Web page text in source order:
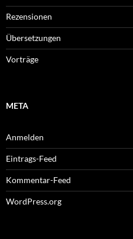
Rezensionen
Übersetzungen
Vorträge
META
Anmelden
Eintrags-Feed
Kommentar-Feed
WordPress.org